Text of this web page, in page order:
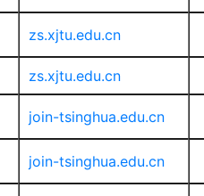
zs.xjtu.edu.cn
zs.xjtu.edu.cn
join-tsinghua.edu.cn
join-tsinghua.edu.cn